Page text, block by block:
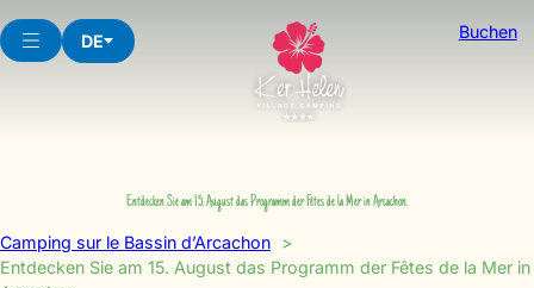
to
content
DE Buchen
Entdecken Sie am 15. August das Programm der Fêtes de la Mer in Arcachon.
Camping sur le Bassin d’Arcachon
Entdecken Sie am 15. August das Programm der Fêtes de la Mer in